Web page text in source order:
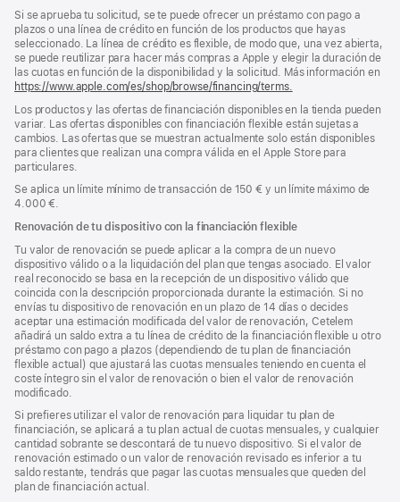
Si se aprueba tu solicitud, se te puede ofrecer un préstamo con pago a
plazos o una línea de crédito en función de los productos que hayas
seleccionado. La línea de crédito es flexible, de modo que, una vez abierta,
se puede reutilizar para hacer más compras a Apple y elegir la duración de
las cuotas en función de la disponibilidad y la solicitud. Más información en
https://www.apple.com/es/shop/browse/financing/terms.
Los productos y las ofertas de financiación disponibles en la tienda pueden
variar. Las ofertas disponibles con financiación flexible están sujetas a
cambios. Las ofertas que se muestran actualmente solo están disponibles
para clientes que realizan una compra válida en el Apple Store para
particulares.
Se aplica un límite mínimo de transacción de 150 € y un límite máximo de
4.000 €.
Renovación de tu dispositivo con la financiación flexible
Tu valor de renovación se puede aplicar a la compra de un nuevo
dispositivo válido o a la liquidación del plan que tengas asociado. El valor
real reconocido se basa en la recepción de un dispositivo válido que
coincida con la descripción proporcionada durante la estimación. Si no
envías tu dispositivo de renovación en un plazo de 14 días o decides
aceptar una estimación modificada del valor de renovación, Cetelem
añadirá un saldo extra a tu línea de crédito de la financiación flexible u otro
préstamo con pago a plazos (dependiendo de tu plan de financiación
flexible actual) que ajustará las cuotas mensuales teniendo en cuenta el
coste íntegro sin el valor de renovación o bien el valor de renovación
modificado.
Si prefieres utilizar el valor de renovación para liquidar tu plan de
financiación, se aplicará a tu plan actual de cuotas mensuales, y cualquier
cantidad sobrante se descontará de tu nuevo dispositivo. Si el valor de
renovación estimado o un valor de renovación revisado es inferior a tu
saldo restante, tendrás que pagar las cuotas mensuales que queden del
plan de financiación actual.